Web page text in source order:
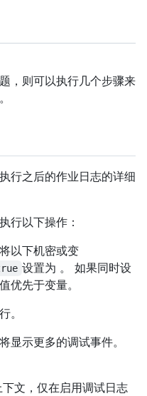
，则可以执行几个步骤来
行之后的作业日志的详细
行以下操作：
以下机密或变
设置为 。 如果同时设
优先于变量。
。
显示更多的调试事件。
下文，仅在启用调试日志